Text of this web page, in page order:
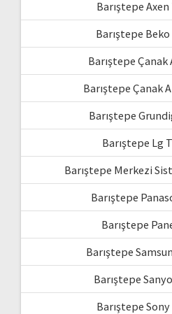
Barıştepe
Barıştepe
Barıştepe Çanak
Barıştepe Çanak
Barıştepe
Barıştepe Lg
Barıştepe Merkezi
Barıştepe
Barıştepe
Barıştepe
Barıştepe
Barıştepe